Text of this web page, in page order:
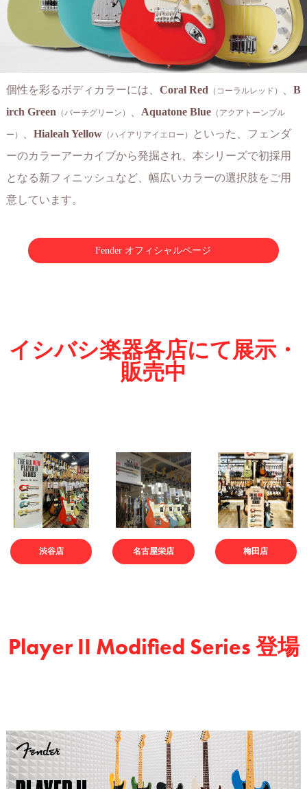
個性を彩るボディカラーには、 Coral Red （コーラルレッド）
B
irch Green （バーチグリーン） Aquatone Blue（アクアトーンブル
ー） Hialeah Yellow（ハイアリアイエロー）
といった、フェンダ
ーのカラーアーカイブから発掘され、本シリーズで初採用
となる新フィニッシュなど、幅広いカラーの選択肢をご用
意しています。
Fender オフィシャルページ
イシバシ楽器各店にて展示・
販売中
渋谷店 名古屋栄店 梅田店
Player II Modified Series 登場